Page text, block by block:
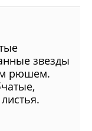
звезды
рюшем.